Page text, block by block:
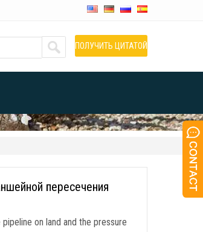
ПОЛУЧИТЬ ЦИТАТОЙ
пересечения
on land and the pressure